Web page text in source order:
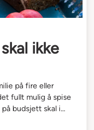
ikke
på fire eller
fullt mulig å spise
budsjett skal i...